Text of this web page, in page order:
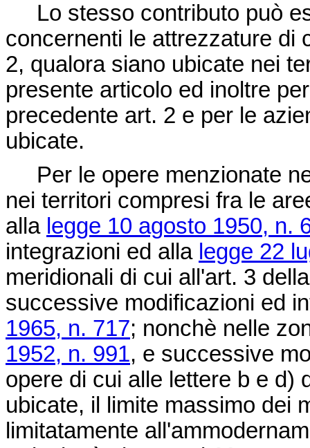
Lo stesso contributo può
concernenti le attrezzature di
2, qualora siano ubicate nei
presente articolo ed inoltre
precedente art. 2 e per le
ubicate.
Per le opere menzionate
nei territori compresi fra le
alla legge 10 agosto 1950, n.
integrazioni ed alla legge 22
meridionali di cui all'art. 3
successive modificazioni ed
1965, n. 717; nonchè nelle
1952, n. 991, e successive
opere di cui alle lettere b e d)
ubicate, il limite massimo dei
limitatamente